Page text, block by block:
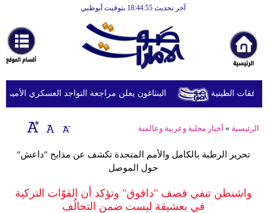
آخر تحديث 18:44:55 بتوقيت أبوظبي
أخبارعاجلة
رياضة
ثقافة
إقتصاد
وموسيقى
أزياء
البنتاغون يعلن مراجعة التواجد العسكري الأميركي
الرئيسية » أخبار محلية وعربية وعالمية
تحرير الرطبة بالكامل والأمم المتحدة تكشف عن مذابح "داعش"
حول الموصل
واشنطن تنفي قصف "داقوق" وتؤكد أن القوّات التركية
في بعشيقة ليست ضمن التحالُف